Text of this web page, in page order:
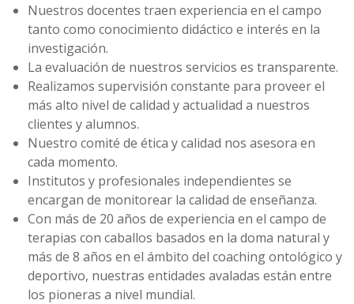
Nuestros docentes traen experiencia en el campo
tanto como conocimiento didáctico e interés en la
investigación.
La evaluación de nuestros servicios es transparente.
Realizamos supervisión constante para proveer el
más alto nivel de calidad y actualidad a nuestros
clientes y alumnos.
Nuestro comité de ética y calidad nos asesora en
cada momento.
Institutos y profesionales independientes se
encargan de monitorear la calidad de enseñanza.
Con más de 20 años de experiencia en el campo de
terapias con caballos basados en la doma natural y
más de 8 años en el ámbito del coaching ontológico y
deportivo, nuestras entidades avaladas están entre
los pioneras a nivel mundial.